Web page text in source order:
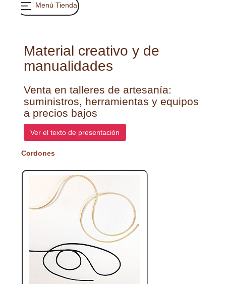
Menú Tienda
Material creativo y de
manualidades
Venta en talleres de artesanía:
suministros, herramientas y equipos
a precios bajos
Ver el texto de presentación
Cordones